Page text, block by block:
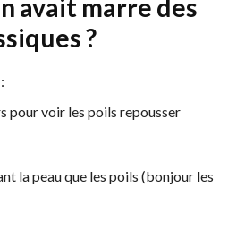
avait marre des
?
pour voir les poils repousser
la peau que les poils (bonjour les